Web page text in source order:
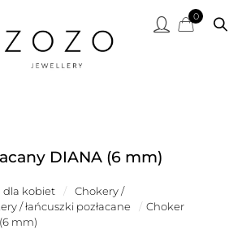
0
DIANA (6 mm)
dla kobiet /
Chokery /
/ łańcuszki pozłacane / Choker
mm)